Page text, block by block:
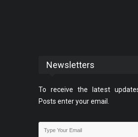
Newsletters
To receive the latest
Posts enter your email.